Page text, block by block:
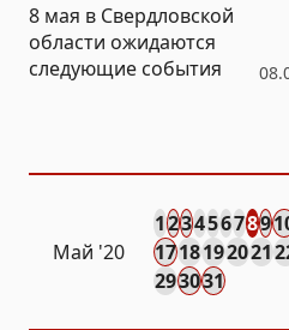
8 мая в Свердловской
области ожидаются
следующие события
Май '20
123456789
1718192021
293031